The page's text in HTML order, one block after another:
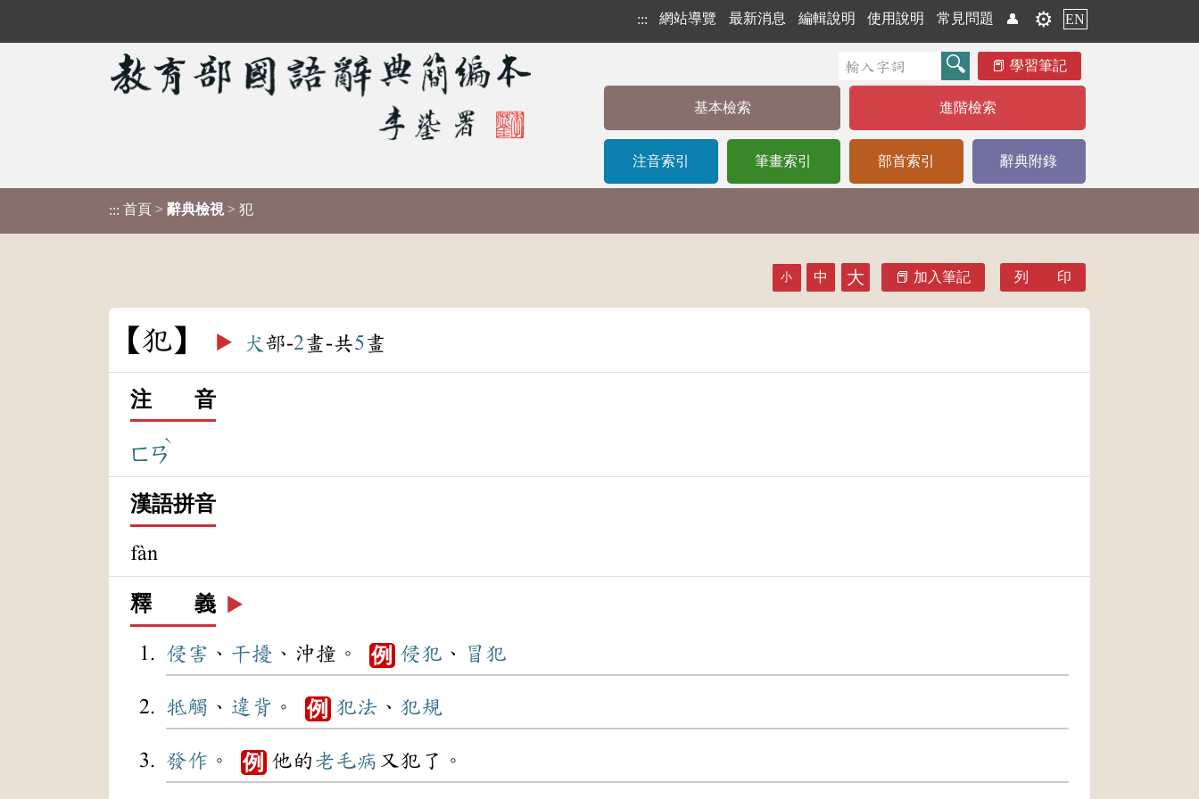
::: 網站導覽 最新消息 編輯說明 使用說明 常見問題 👤 ⚙️ EN
學習筆記
基本檢索 進階檢索
注音索引 筆畫索引 部首索引 辭典附錄
::: 首頁 > 辭典檢視 > 犯
小 中 大 加入筆記 列 印
犯 ▶️ 犬 部-2畫-共5畫
注 音
ㄈㄢ
ˋ
漢語拼音
fàn
釋 義 ▶️
侵害 、 干擾 、沖撞。 例 侵犯 、 冒犯
牴觸 、 違背 。 例 犯法 、 犯規
發作 。 例 他的 老毛病 又犯了。